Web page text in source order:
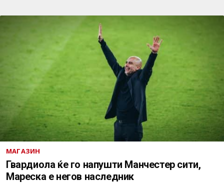
МАГАЗИН
Гвардиола ќе го напушти Манчестер сити,
Мареска е негов наследник